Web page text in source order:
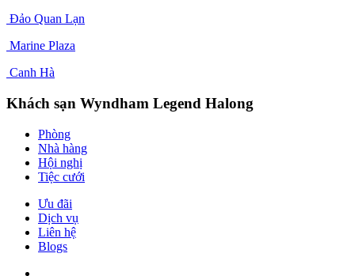
Đảo Quan Lạn
Marine Plaza
Canh Hà
Khách sạn Wyndham Legend Halong
Phòng
Nhà hàng
Hội nghị
Tiệc cưới
Ưu đãi
Dịch vụ
Liên hệ
Blogs